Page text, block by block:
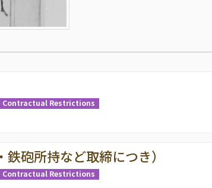
Contractual Restrictions
砲所持など取締につき）
Contractual Restrictions